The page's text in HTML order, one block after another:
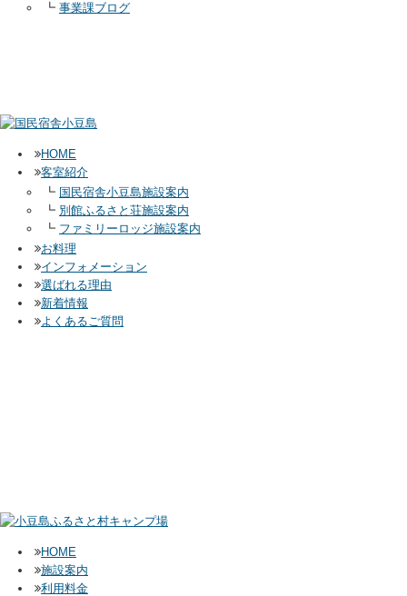
┗ 事業課ブログ
HOME
客室紹介
┗ 国民宿舎小豆島施設案内
┗ 別館ふるさと荘施設案内
┗ ファミリーロッジ施設案内
お料理
インフォメーション
選ばれる理由
新着情報
よくあるご質問
HOME
施設案内
利用料金